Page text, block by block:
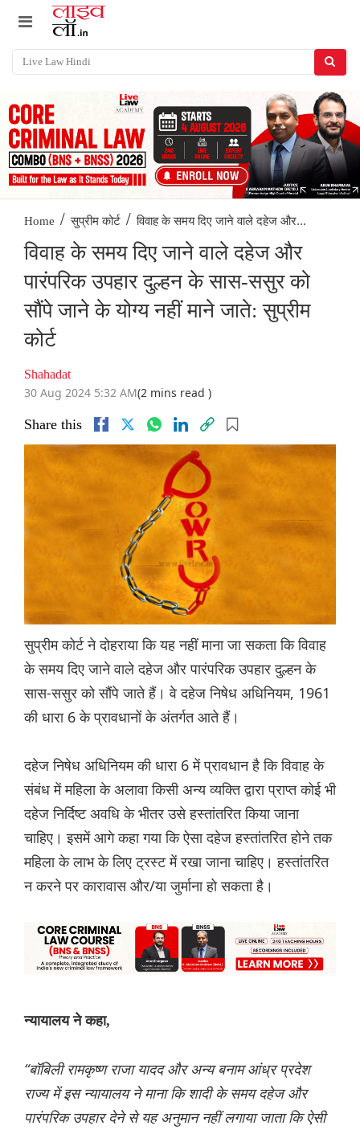
Home / सुप्रीम कोर्ट / विवाह के समय दिए जाने वाले दहेज और...
विवाह के समय दिए जाने वाले दहेज और
पारंपरिक उपहार दुल्हन के सास-ससुर को
सौंपे जाने के योग्य नहीं माने जाते: सुप्रीम
कोर्ट
Shahadat
30 Aug 2024 5:32 AM(2 mins read )
Share this
सुप्रीम कोर्ट ने दोहराया कि यह नहीं माना जा सकता कि विवाह
के समय दिए जाने वाले दहेज और पारंपरिक उपहार दुल्हन के
सास-ससुर को सौंपे जाते हैं। वे दहेज निषेध अधिनियम, 1961
की धारा 6 के प्रावधानों के अंतर्गत आते हैं।
दहेज निषेध अधिनियम की धारा 6 में प्रावधान है कि विवाह के
संबंध में महिला के अलावा किसी अन्य व्यक्ति द्वारा प्राप्त कोई भी
दहेज निर्दिष्ट अवधि के भीतर उसे हस्तांतरित किया जाना
चाहिए। इसमें आगे कहा गया कि ऐसा दहेज हस्तांतरित होने तक
महिला के लाभ के लिए ट्रस्ट में रखा जाना चाहिए। हस्तांतरित
न करने पर कारावास और/या जुर्माना हो सकता है।
न्यायालय ने कहा,
“बॉबिली रामकृष्ण राजा यादद और अन्य बनाम आंध्र प्रदेश
राज्य में इस न्यायालय ने माना कि शादी के समय दहेज और
पारंपरिक उपहार देने से यह अनुमान नहीं लगाया जाता कि ऐसी